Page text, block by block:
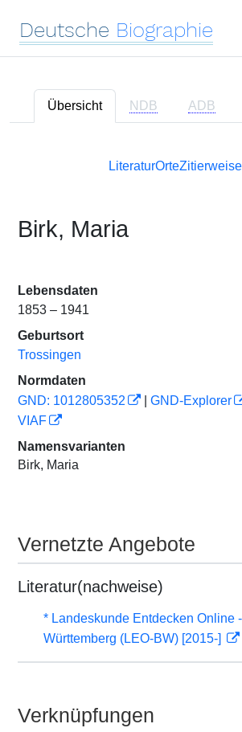
Deutsche Biographie
Übersicht NDB ADB
LiteraturOrteZitierweise
Birk, Maria
Lebensdaten
1853 – 1941
Geburtsort
Trossingen
Normdaten
GND: 1012805352
GND-Explorer
VIAF
Namensvarianten
Birk, Maria
Vernetzte Angebote
Literatur(nachweise)
* Landeskunde Entdecken Online
Württemberg (LEO-BW) [2015-]
Verknüpfungen